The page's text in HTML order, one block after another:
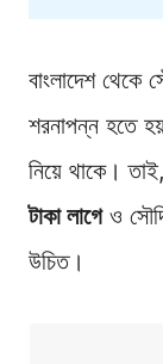
বাংলাদেশ থেকে
শরনাপন্ন হতে
নিয়ে থাকে।
টাকা লাগেও
উচিত।